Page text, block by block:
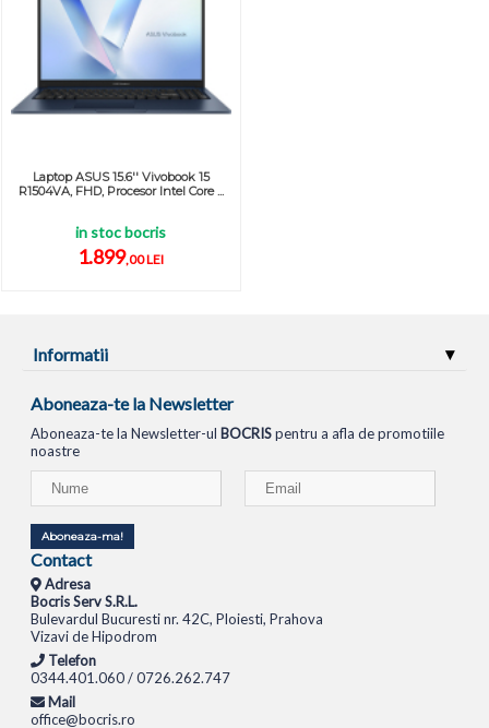
Laptop ASUS 15.6'' Vivobook 15
R1504VA, FHD, Procesor Intel Core ...
in stoc bocris
1.899,00 LEI
Informatii
Aboneaza-te la Newsletter
Aboneaza-te la Newsletter-ul BOCRISpentru a afla de promotiile
noastre
Aboneaza-ma!
Contact
Adresa
Bocris Serv S.R.L.
Bulevardul Bucuresti nr. 42C, Ploiesti, Prahova
Vizavi de Hipodrom
Telefon
0344.401.060 / 0726.262.747
Mail
office@bocris.ro